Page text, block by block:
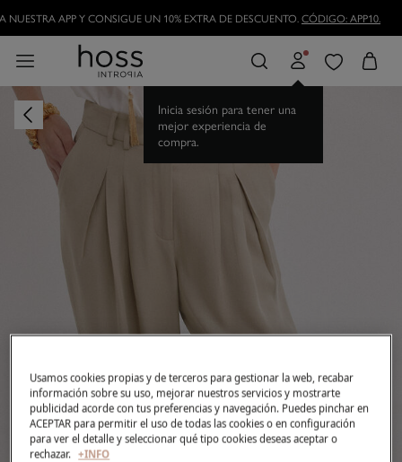
NUESTRA APP Y CONSIGUE UN 10% EXTRA DE DESCUENTO.CÓDIGO: APP10.
Inicia sesión para tener una
mejor experiencia de
compra.
Usamos cookies propias y de terceros para gestionar la web, recabar
información sobre su uso, mejorar nuestros servicios y mostrarte
publicidad acorde con tus preferencias y navegación. Puedes pinchar en
ACEPTAR para permitir el uso de todas las cookies o en configuración
para ver el detalle y seleccionar qué tipo cookies deseas aceptar o
rechazar. +INFO